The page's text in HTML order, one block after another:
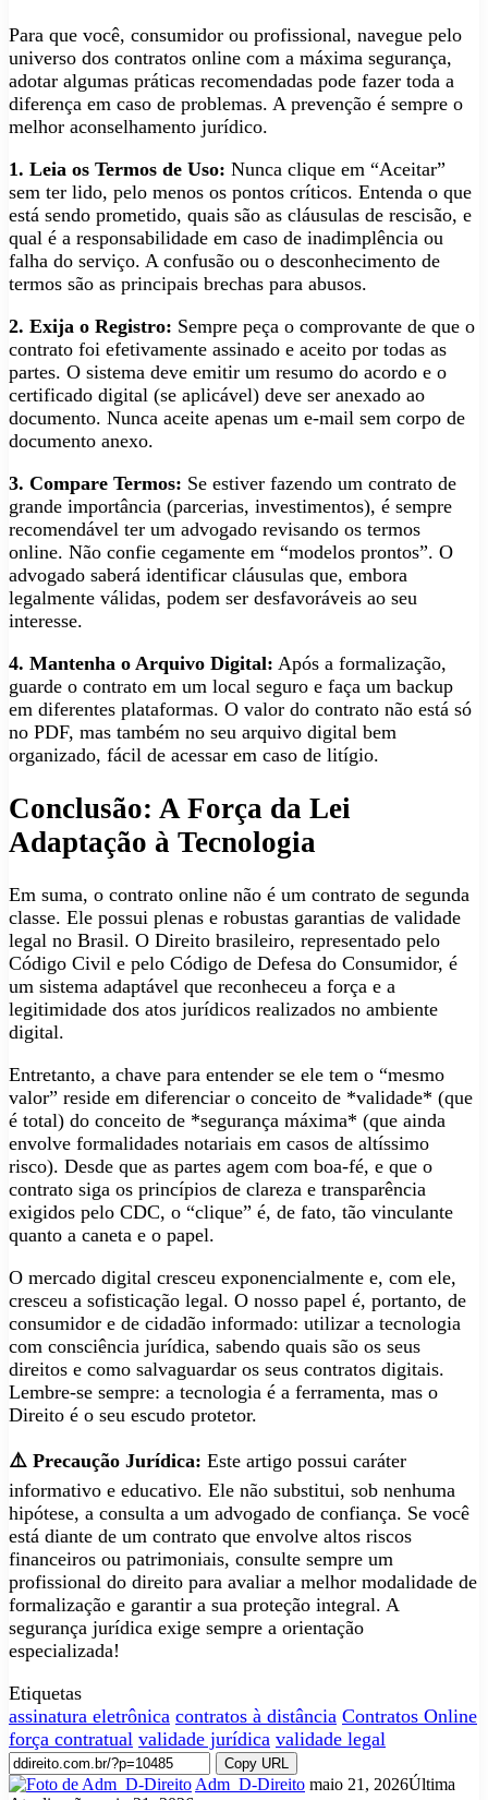
Para que você, consumidor ou profissional, navegue pelo
universo dos contratos online com a máxima segurança,
adotar algumas práticas recomendadas pode fazer toda a
diferença em caso de problemas. A prevenção é sempre o
melhor aconselhamento jurídico.
1. Leia os Termos de Uso: Nunca clique em “Aceitar”
sem ter lido, pelo menos os pontos críticos. Entenda o que
está sendo prometido, quais são as cláusulas de rescisão, e
qual é a responsabilidade em caso de inadimplência ou
falha do serviço. A confusão ou o desconhecimento de
termos são as principais brechas para abusos.
2. Exija o Registro: Sempre peça o comprovante de que o
contrato foi efetivamente assinado e aceito por todas as
partes. O sistema deve emitir um resumo do acordo e o
certificado digital (se aplicável) deve ser anexado ao
documento. Nunca aceite apenas um e-mail sem corpo de
documento anexo.
3. Compare Termos: Se estiver fazendo um contrato de
grande importância (parcerias, investimentos), é sempre
recomendável ter um advogado revisando os termos
online. Não confie cegamente em “modelos prontos”. O
advogado saberá identificar cláusulas que, embora
legalmente válidas, podem ser desfavoráveis ao seu
interesse.
4. Mantenha o Arquivo Digital: Após a formalização,
guarde o contrato em um local seguro e faça um backup
em diferentes plataformas. O valor do contrato não está só
no PDF, mas também no seu arquivo digital bem
organizado, fácil de acessar em caso de litígio.
Conclusão: A Força da Lei
Adaptação à Tecnologia
Em suma, o contrato online não é um contrato de segunda
classe. Ele possui plenas e robustas garantias de validade
legal no Brasil. O Direito brasileiro, representado pelo
Código Civil e pelo Código de Defesa do Consumidor, é
um sistema adaptável que reconheceu a força e a
legitimidade dos atos jurídicos realizados no ambiente
digital.
Entretanto, a chave para entender se ele tem o “mesmo
valor” reside em diferenciar o conceito de *validade* (que
é total) do conceito de *segurança máxima* (que ainda
envolve formalidades notariais em casos de altíssimo
risco). Desde que as partes agem com boa-fé, e que o
contrato siga os princípios de clareza e transparência
exigidos pelo CDC, o “clique” é, de fato, tão vinculante
quanto a caneta e o papel.
O mercado digital cresceu exponencialmente e, com ele,
cresceu a sofisticação legal. O nosso papel é, portanto, de
consumidor e de cidadão informado: utilizar a tecnologia
com consciência jurídica, sabendo quais são os seus
direitos e como salvaguardar os seus contratos digitais.
Lembre-se sempre: a tecnologia é a ferramenta, mas o
Direito é o seu escudo protetor.
⚠️ Precaução Jurídica: Este artigo possui caráter
informativo e educativo. Ele não substitui, sob nenhuma
hipótese, a consulta a um advogado de confiança. Se você
está diante de um contrato que envolve altos riscos
financeiros ou patrimoniais, consulte sempre um
profissional do direito para avaliar a melhor modalidade de
formalização e garantir a sua proteção integral. A
segurança jurídica exige sempre a orientação
especializada!
Etiquetas
assinatura eletrônica contratos à distância Contratos Online
força contratual validade jurídica validade legal
Copy URL
Adm_D-Direito Mande
maio 21, 2026Última